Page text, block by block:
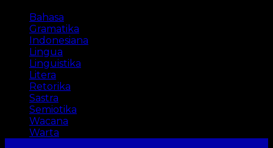
Bahasa
Gramatika
Indonesiana
Lingua
Linguistika
Litera
Retorika
Sastra
Semiotika
Wacana
Warta